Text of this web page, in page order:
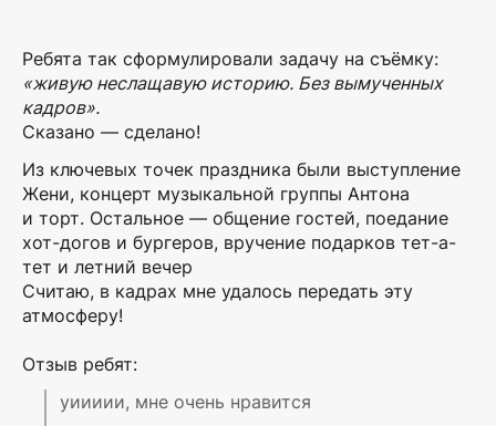
Ребята так сформулировали задачу на съёмку:
«живую неслащавую историю. Без вымученных
кадров».
Сказано — сделано!
Из ключевых точек праздника были выступление
Жени, концерт музыкальной группы Антона
и торт. Остальное — общение гостей, поедание
хот-догов и бургеров, вручение подарков тет-а-
тет и летний вечер
Считаю, в кадрах мне удалось передать эту
атмосферу!
Отзыв ребят:
уиииии, мне очень нравится